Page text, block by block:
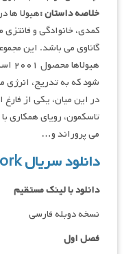
خلاصه داستان :هیولا ها
گاناوی می باشد. این
شود که به تدریج، انرژی
در این میان، یکی از فارغ
تاسکمون، رویای همکاری
می پروراند و…
دانلود سریال Monsters at Work
دانلود با لینک مستقیم
نسخه دوبله فارسی
فصل اول